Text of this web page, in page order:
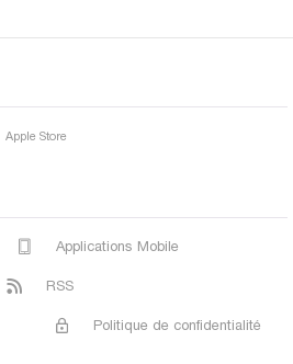
Apple Store
Applications Mobile
RSS
Politique de confidentialité